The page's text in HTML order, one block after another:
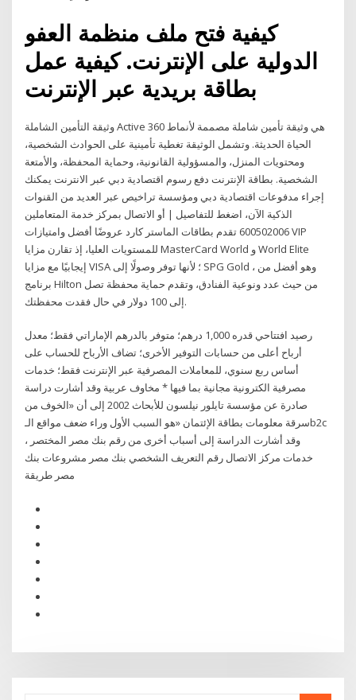
كيفية فتح ملف منظمة العفو
الدولية على الإنترنت. كيفية عمل
بطاقة بريدية عبر الإنترنت
وثيقة التأمين الشاملة Active 360 هي وثيقة تأمين شاملة مصممة لأنماط
الحياة الحديثة. وتشمل الوثيقة تغطية تأمينية على الحوادث الشخصية،
ومحتويات المنزل، والمسؤولية القانونية، وحماية المحفظة، والأمتعة
الشخصية. بطاقة الإنترنت دفع رسوم اقتصادية دبي عبر الانترنت يمكنك
إجراء مدفوعات اقتصادية دبي ومؤسسة تراخيص عبر العديد من القنوات
الذكية الآن، اضغط للتفاصيل | أو الاتصال بمركز خدمة المتعاملين
600502006 تقدم بطاقات الماستر كارد عروضًا أفضل وامتيازات VIP
للمستويات العليا، إذ تقارن مزايا MasterCard World و World Elite
إيجابيًا مع مزايا VISA ؛ لأنها توفر وصولًا إلى SPG Gold ، وهو أفضل من
برنامج Hilton من حيث عدد ونوعية الفنادق، وتقدم حماية محفظة تصل
إلى 100 دولار في حال فقدت محفظتك.
رصيد افتتاحي قدره 1,000 درهم؛ متوفر بالدرهم الإماراتي فقط؛ معدل
أرباح أعلى من حسابات التوفير الأخرى؛ تضاف الأرباح للحساب على
أساس ربع سنوي، للمعاملات المصرفية عبر الإنترنت فقط؛ خدمات
مصرفية الكترونية مجانية بما فيها * مخاوف عربية وقد أشارت دراسة
صادرة عن مؤسسة تايلور نيلسون للأبحاث 2002 إلى أن «الخوف من
سرقة معلومات بطاقة الإئتمان «هو السبب الأول وراء ضعف مواقع الـb2c
، وقد أشارت الدراسة إلى أسباب أخرى من رقم بنك مصر المختصر
خدمات مركز الاتصال رقم التعريف الشخصي بنك مصر مشروعات بنك
مصر طريقة